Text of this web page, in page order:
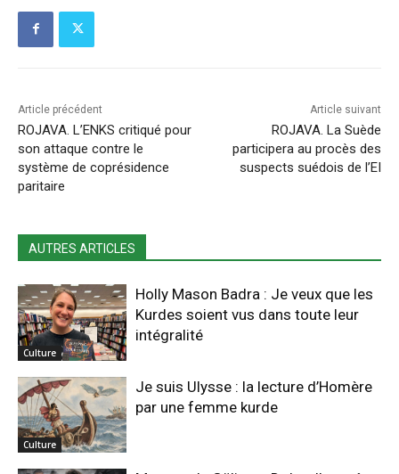
Article précédent
ROJAVA. L’ENKS critiqué pour
son attaque contre le
système de coprésidence
paritaire
Article suivant
ROJAVA. La Suède
participera au procès des
suspects suédois de l’EI
AUTRES ARTICLES
Culture
Holly Mason Badra : Je veux que les
Kurdes soient vus dans toute leur
intégralité
Culture
Je suis Ulysse : la lecture d’Homère
par une femme kurde